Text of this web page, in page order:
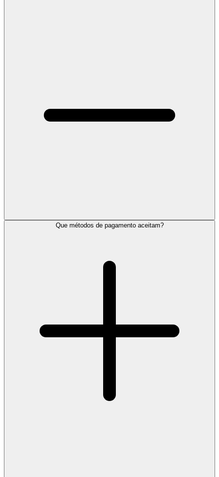
Que métodos de pagamento aceitam?